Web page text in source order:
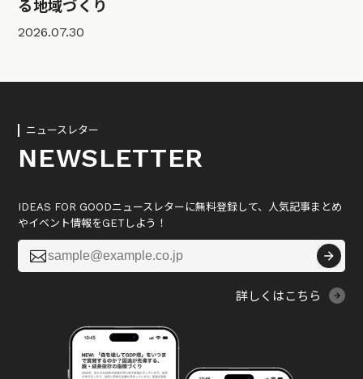
る地域づくり
2026.07.30
ニュースレター
NEWSLETTER
IDEAS FOR GOODニュースレターに無料登録して、人気記事まとめ
やイベント情報をGETしよう！

詳しくはこちら